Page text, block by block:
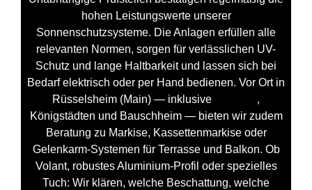
hohen Leistungswerte unserer
Sonnenschutzsysteme. Die Anlagen erfüllen alle
relevanten Normen, sorgen für verlässlichen UV-
Schutz und lange Haltbarkeit und lassen sich bei
Bedarf elektrisch oder per Hand bedienen. Vor Ort in
Rüsselsheim (Main) — inklusive
,
Königstädten und Bauschheim — bieten wir zudem
Beratung zu Markise, Kassettenmarkise oder
Gelenkarm-Systemen für Terrasse und Balkon. Ob
Volant, robustes Aluminium-Profil oder spezielles
Tuch: Wir klären, welche Beschattung, welche